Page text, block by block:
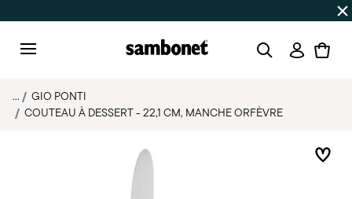
Jusqu'à -50% | Commandes du 7 au 16
...
GIO PONTI
COUTEAU À DESSERT - 22,1 CM, MANCHE ORFÈVRE